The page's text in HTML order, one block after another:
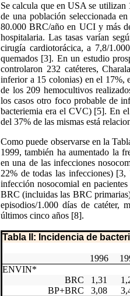
Se calcula que en USA se utilizan
de una población seleccionada
80.000 BRC/año en UCI y más
hospitalaria. Las tasas varían
cirugía cardiotorácica, a 7,8/
quemados [3]. En un estudio
controlaron 232 catéteres,
inferior a 15 colonias) en el 17%,
de los 209 hemocultivos
los casos otro foco probable de
bacteriemia era el CVC) [5]. En
del 37% de las mismas está
Como puede observarse en la
1999, también ha aumentado la
en una de las infecciones
22% de todas las infecciones)
infección nosocomial en
BRC (incluidas las BRC
episodios/1.000 días de catéter,
últimos cinco años [8].
Tabla II: Incidencia de
1996
ENVIN*
BRC
1,31
BP+BRC
3,08